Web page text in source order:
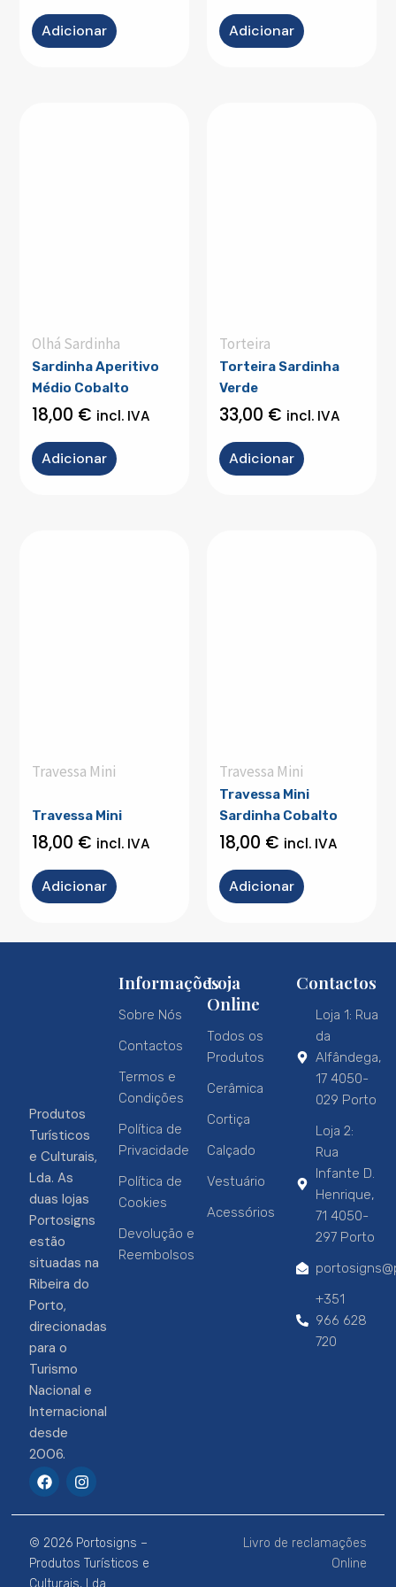
Adicionar Adicionar
Olhá Sardinha
Sardinha Aperitivo
Médio Cobalto
18,00 € incl. IVA
Adicionar
Torteira
Torteira Sardinha
Verde
33,00 € incl. IVA
Adicionar
Travessa Mini
Travessa Mini
18,00 € incl. IVA
Adicionar
Travessa Mini
Travessa Mini
Sardinha Cobalto
18,00 € incl. IVA
Adicionar
Produtos
Turísticos
e Culturais,
Lda. As
duas lojas
Portosigns
estão
situadas na
Ribeira do
Porto,
direcionadas
para o
Turismo
Nacional e
Internacional
desde
2006.
F
a
e
b
o
o
k
I
n
t
a
g
r
a
Informações
Sobre Nós
Contactos
Termos e
Condições
Política de
Privacidade
Política de
Cookies
Devolução e
Reembolsos
Loja
Online
Todos os
Produtos
Cerâmica
Cortiça
Calçado
Vestuário
Acessórios
Contactos
Loja 1: Rua
da
Alfândega,
17 4050-
029 Porto
Loja 2:
Rua
Infante D.
Henrique,
71 4050-
297 Porto
+351
966 628
720
© 2026 Portosigns –
Produtos Turísticos e
Livro de reclamações
Online